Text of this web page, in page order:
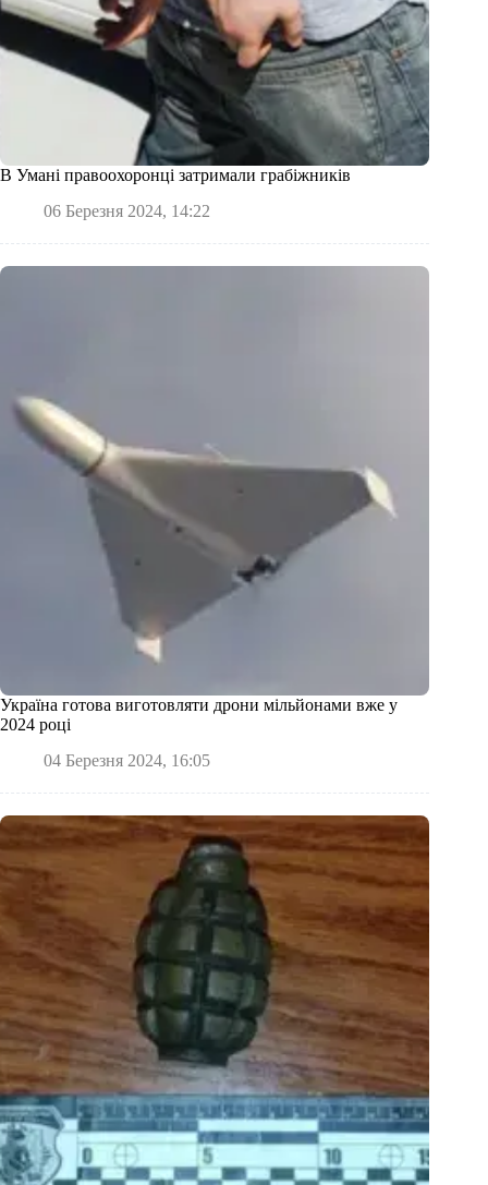
В Умані правоохоронці затримали грабіжників
06 Березня 2024, 14:22
Україна готова виготовляти дрони мільйонами вже у
2024 році
04 Березня 2024, 16:05